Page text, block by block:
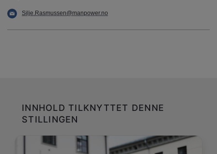
Silje.Rasmussen@manpower.no
INNHOLD TILKNYTTET DENNE
STILLINGEN